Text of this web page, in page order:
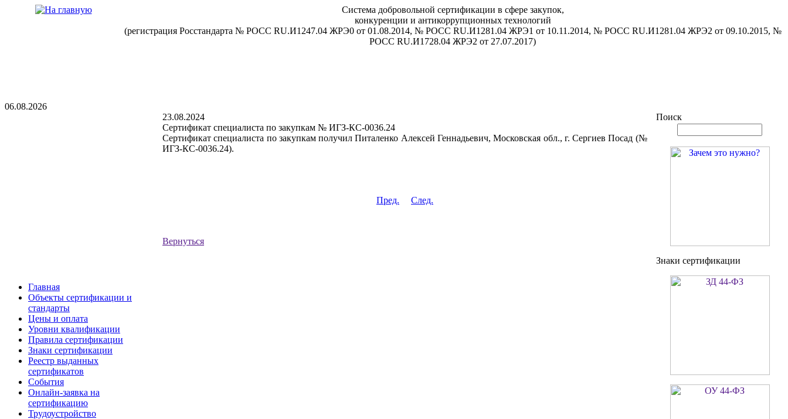
Система добровольной сертификации в сфере закупок,
конкуренции и антикоррупционных технологий
(регистрация Росстандарта № РОСС RU.И1247.04 ЖРЭ0 от 01.08.2014, № РОСС RU.И1281.04 ЖРЭ1 от 10.11.2014, № РОСС RU.И1281.04 ЖРЭ2 от 09.10.2015, №
РОСС RU.И1728.04 ЖРЭ2 от 27.07.2017)
06.08.2026
Главная
Объекты сертификации и
стандарты
Цены и оплата
Уровни квалификации
Правила сертификации
Знаки сертификации
Реестр выданных
сертификатов
События
Онлайн-заявка на
сертификацию
Трудоустройство
23.08.2024
Сертификат специалиста по закупкам № ИГЗ-КС-0036.24
Сертификат специалиста по закупкам получил Питаленко Алексей Геннадьевич, Московская обл., г. Сергиев Посад (№
ИГЗ-КС-0036.24).
Пред. След.
Вернуться
Поиск
Знаки сертификации